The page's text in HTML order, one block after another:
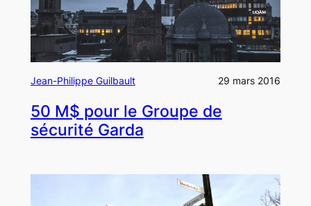
Jean-Philippe Guilbault 29 mars 2016
50 M$ pour le Groupe de
sécurité Garda